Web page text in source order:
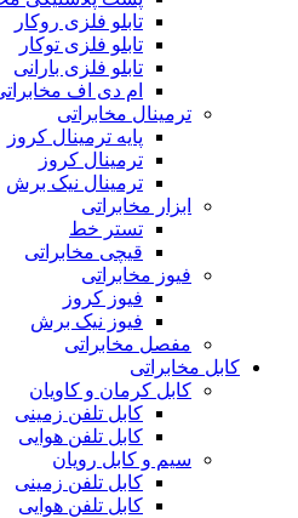
تابلو فلزی روکار
تابلو فلزی توکار
تابلو فلزی بارانی
ام دی اف
ترمینال مخابراتی
پایه ترمینال کروز
ترمینال کروز
ترمینال نیک برش
ابزار مخابراتی
تستر خط
قیچی مخابراتی
فیوز مخابراتی
فیوز کروز
فیوز نیک برش
مفصل مخابراتی
کابل مخابراتی
کابل کرمان و کاویان
کابل تلفن زمینی
کابل تلفن هوایی
سیم و کابل رویان
کابل تلفن زمینی
کابل تلفن هوایی